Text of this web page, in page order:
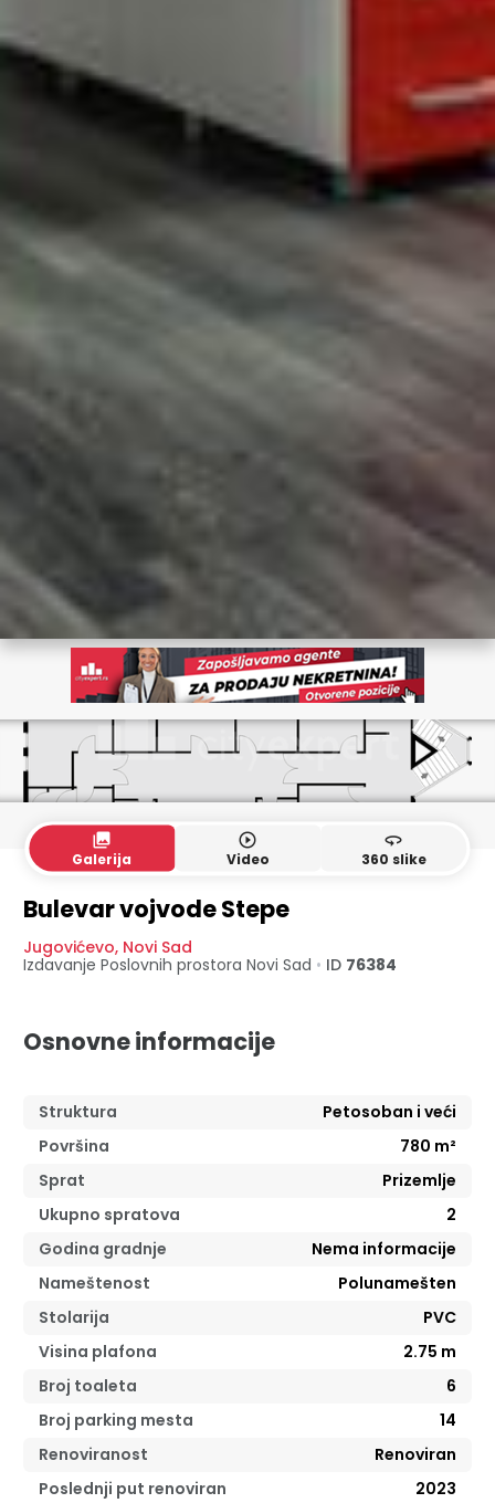
1. sprat
collections
Galerija
play_circle_outline
Video
360
360 slike
Bulevar vojvode Stepe
Jugovićevo, Novi Sad
Izdavanje Poslovnih prostora Novi Sad • ID 76384
Osnovne informacije
Struktura
Petosoban i veći
Površina
780 m²
Sprat
Prizemlje
Ukupno spratova
2
Godina gradnje
Nema informacije
Nameštenost
Polunamešten
Stolarija
PVC
Visina plafona
2.75 m
Broj toaleta
6
Broj parking mesta
14
Renoviranost
Renoviran
Poslednji put renoviran
2023